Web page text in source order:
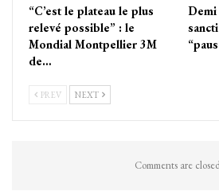
“C’est le plateau le plus
relevé possible” : le
Mondial Montpellier 3M
de…
Demi
PREV NEXT
Comments are